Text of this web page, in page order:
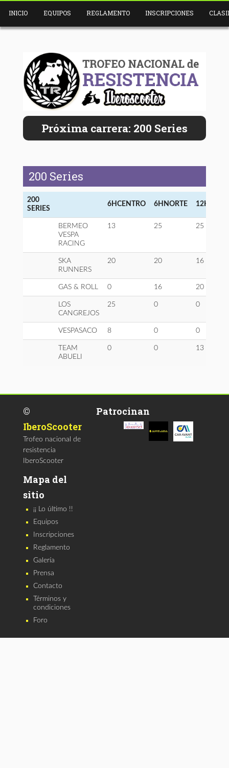
INICIO EQUIPOS REGLAMENTO INSCRIPCIONES
Próxima carrera: 200 Series
200 Series
200
SERIES
6HCENTRO 6HNORTE
BERMEO
VESPA
RACING
13 25 25
SKA
RUNNERS
20 20 16
GAS & ROLL 0 16 20
LOS
CANGREJOS
25 0 0
VESPASACO 8 0 0
TEAM
ABUELI
0 0 13
©
IberoScooter
Trofeo nacional de
resistencia
IberoScooter
Mapa del
sitio
¡¡ Lo último !!
Equipos
Inscripciones
Reglamento
Galería
Prensa
Contacto
Términos y
condiciones
Foro
Patrocinan